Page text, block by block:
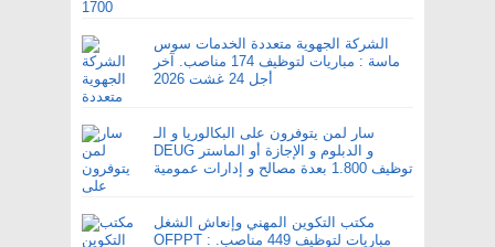
الشركة الجهوية متعددة الخدمات سوس
ماسة : مباريات لتوظيف 174 مناصب. آخر
أجل 24 غشت 2026
سار لمن يتوفرون على البكالوريا و الـ
DEUG و الدبلوم و الإجازة أو الماستر
توظيف 1.800 بعدة مصالح و إدارات عمومية
مكتب التكوين المهني وإنعاش الشغل
OFPPT : مباريات لتوظيف 449 مناصب.